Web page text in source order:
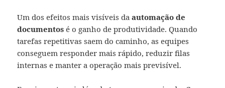
Um dos efeitos mais visíveis daautomação de
documentos é o ganho de produtividade. Quando
tarefas repetitivas saem do caminho, as equipes
conseguem responder mais rápido, reduzir filas
internas e manter a operação mais previsível.